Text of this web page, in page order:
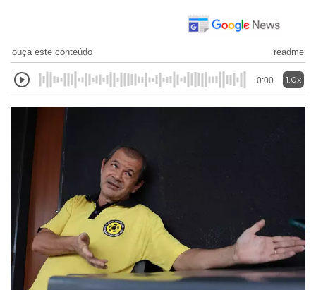
ouça este conteúdo readme
0:00 1.0x